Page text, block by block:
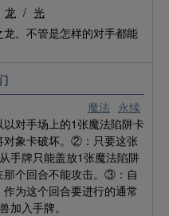
龙 / 光
。不管是怎样的对手都能
魔法 永续
对手场上的1张魔法陷阱卡
对象卡破坏。②：只要这张
手牌只能盖放1张魔法陷阱
那个回合不能攻击。③：自
为这个回合要进行的通常
加入手牌。